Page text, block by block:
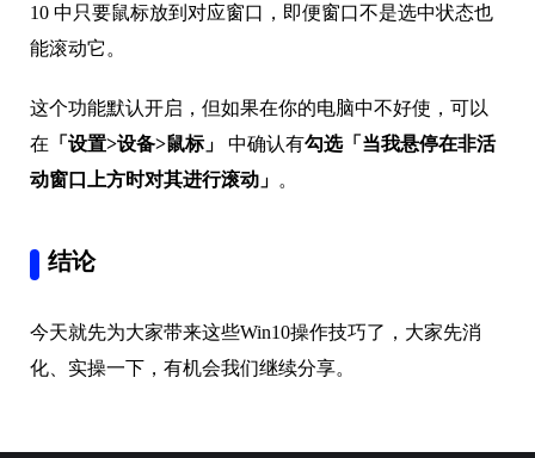
10 中只要鼠标放到对应窗口，即便窗口不是选中状态也
能滚动它。
这个功能默认开启，但如果在你的电脑中不好使，可以
在 「设置>设备>鼠标」 中确认有勾选「当我悬停在非活
动窗口上方时对其进行滚动」 。
结论
今天就先为大家带来这些Win10操作技巧了，大家先消
化、实操一下，有机会我们继续分享。